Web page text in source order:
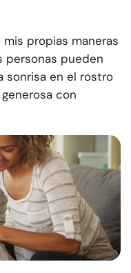
mis propias maneras
personas pueden
sonrisa en el rostro
con